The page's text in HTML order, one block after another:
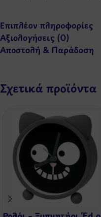
Επιπλέον πληροφορίες
Αξιολογήσεις (0)
Αποστολή & Παράδοση
Σχετικά προϊόντα